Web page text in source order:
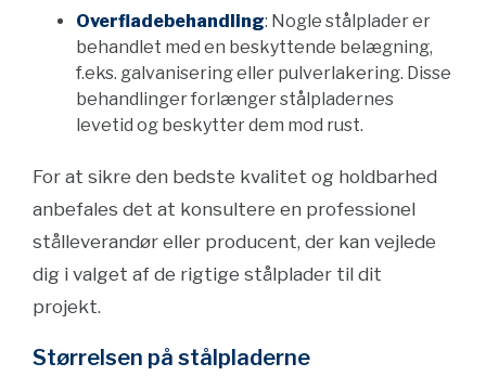
Overfladebehandling: Nogle stålplader er
behandlet med en beskyttende belægning,
f.eks. galvanisering eller pulverlakering. Disse
behandlinger forlænger stålpladernes
levetid og beskytter dem mod rust.
For at sikre den bedste kvalitet og holdbarhed
anbefales det at konsultere en professionel
stålleverandør eller producent, der kan vejlede
dig i valget af de rigtige stålplader til dit
projekt.
Størrelsen på stålpladerne